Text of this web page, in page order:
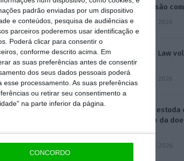
padrão enviadas por um dispositivo
e conteúdos, pesquisa de audiências e
parceiros poderemos usar identificação e
Poderá clicar para consentir o
conforme descrito acima. Em
as suas preferências antes de consentir
dos seus dados pessoais poderá
processamento. As suas preferências
ou retirar seu consentimento a
na parte inferior da página.
CONCORDO
megafusão
3 Agosto 2026
Rock ‘n’ Law
outubro
3 Agosto 2026
Projeto
precoce da
4 Agosto 2026